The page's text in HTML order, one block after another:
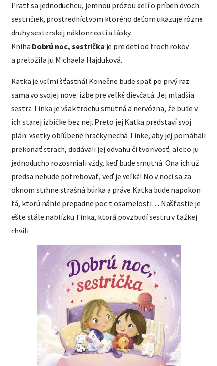
Pratt sa jednoduchou, jemnou prózou delí o príbeh dvoch
sestričiek, prostredníctvom ktorého deťom ukazuje rôzne
druhy sesterskej náklonnosti a lásky.
Kniha Dobrú noc, sestrička je pre deti od troch rokov
a preložila ju Michaela Hajduková.
Katka je veľmi šťastná! Konečne bude spať po prvý raz
sama vo svojej novej izbe pre veľké dievčatá. Jej mladšia
sestra Tinka je však trochu smutná a nervózna, že bude v
ich starej izbičke bez nej. Preto jej Katka predstaví svoj
plán: všetky obľúbené hračky nechá Tinke, aby jej pomáhali
prekonať strach, dodávali jej odvahu či tvorivosť, alebo ju
jednoducho rozosmiali vždy, keď bude smutná. Ona ich už
predsa nebude potrebovať, veď je veľká! No v noci sa za
oknom strhne strašná búrka a práve Katka bude napokon
tá, ktorú náhle prepadne pocit osamelosti… Našťastie je
ešte stále nablízku Tinka, ktorá povzbudí sestru v ťažkej
chvíli.